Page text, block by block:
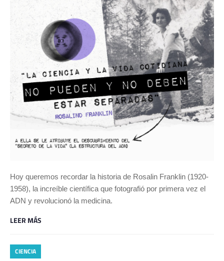
Hoy queremos recordar la historia de Rosalin Franklin (1920-
1958), la increíble científica que fotografió por primera vez el
ADN y revolucionó la medicina.
LEER MÁS
CIENCIA